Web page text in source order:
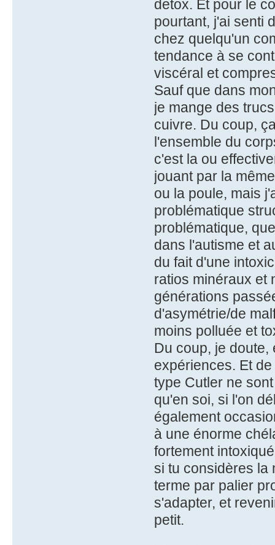
detox. Et pour le
pourtant, j'ai senti
chez quelqu'un
tendance à se
viscéral et
Sauf que dans
je mange des
cuivre. Du coup,
l'ensemble du
c'est la ou
jouant par la
ou la poule, mais
problématique
problématique,
dans l'autisme et
du fait d'une
ratios minéraux et
générations
d'asymétrie/de
moins polluée et
Du coup, je
expériences. Et
type Cutler ne
qu'en soi, si l'on
également
à une énorme
fortement
si tu considères la
terme par palier
s'adapter, et
petit.